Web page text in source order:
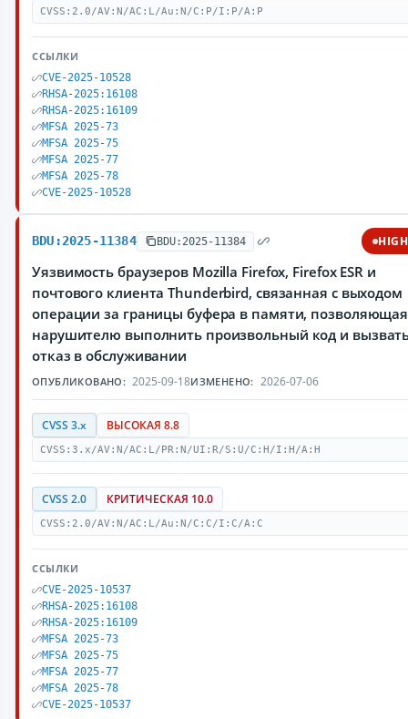
CVSS:2.0/AV:N/AC:L/Au:N/C:P/I:P/A:P
ССЫЛКИ
CVE-2025-10528
RHSA-2025:16108
RHSA-2025:16109
MFSA 2025-73
MFSA 2025-75
MFSA 2025-77
MFSA 2025-78
CVE-2025-10528
BDU:2025-11384 BDU:2025-11384 HIGH
Уязвимость браузеров Mozilla Firefox, Firefox ESR и
почтового клиента Thunderbird, связанная с выходом
операции за границы буфера в памяти, позволяющая
нарушителю выполнить произвольный код и
отказ в обслуживании
ОПУБЛИКОВАНО: 2025-09-18ИЗМЕНЕНО: 2026-07-06
CVSS 3.x ВЫСОКАЯ 8.8
CVSS:3.x/AV:N/AC:L/PR:N/UI:R/S:U/C:H/I:H/A:H
CVSS 2.0 КРИТИЧЕСКАЯ 10.0
CVSS:2.0/AV:N/AC:L/Au:N/C:C/I:C/A:C
ССЫЛКИ
CVE-2025-10537
RHSA-2025:16108
RHSA-2025:16109
MFSA 2025-73
MFSA 2025-75
MFSA 2025-77
MFSA 2025-78
CVE-2025-10537